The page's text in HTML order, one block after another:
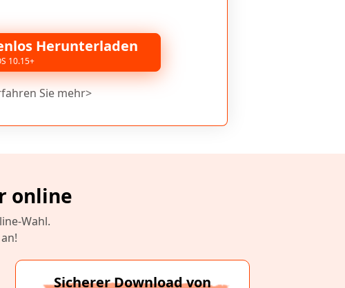
Herunterladen
10.15+
Sie mehr>
online
Wahl.
Sicherer Download von